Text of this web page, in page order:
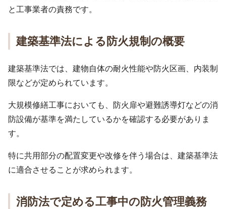
と工事業者の責務です。
建築基準法による防火規制の概要
建築基準法では、建物自体の耐火性能や防火区画、内装制
限などが定められています。
大規模修繕工事においても、防火扉や避難誘導灯などの消
防設備が基準を満たしているかを確認する必要がありま
す。
特に共用部分の配置変更や改修を伴う場合は、建築基準法
に適合させることが求められます。
消防法で定める工事中の防火管理義務